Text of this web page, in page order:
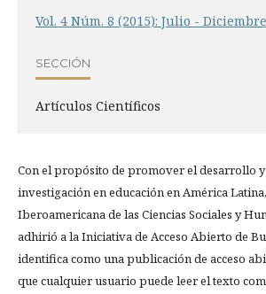
Vol. 4 Núm. 8 (2015): Julio -
SECCIÓN
Artí­culos Científicos
Con el propósito de promover el desarrollo
investigación en educación en América
Iberoamericana de las Ciencias Sociales y
adhirió a la Iniciativa de Acceso Abierto de
identifica como una publicación de acceso
que cualquier usuario puede leer el texto